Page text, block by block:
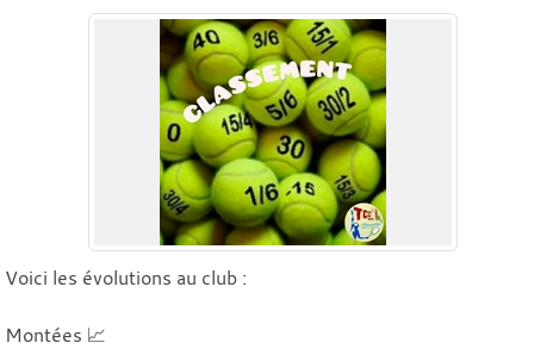
Voici les évolutions au club :
Montées 📈